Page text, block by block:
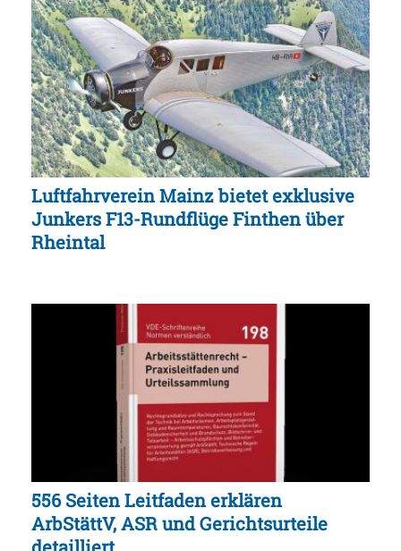
Luftfahrverein Mainz bietet exklusive
Junkers F13-Rundflüge Finthen über
Rheintal
556 Seiten Leitfaden erklären
ArbStättV, ASR und Gerichtsurteile